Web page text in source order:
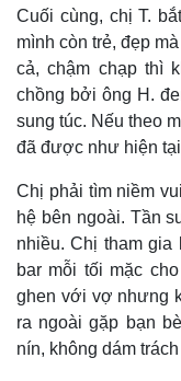
Pháp luật
Vụ án
Tin nóng
Tư vấn luật
Cuối cùng, chị T.
mình còn trẻ, đẹp
cả, chậm chạp thì
chồng bởi ông H.
sung túc. Nếu theo
đã được như hiện
Chị phải tìm niềm
hệ bên ngoài. Tần
nhiều. Chị tham
bar mỗi tối mặc
ghen với vợ nhưng
ra ngoài gặp bạn
nín, không dám